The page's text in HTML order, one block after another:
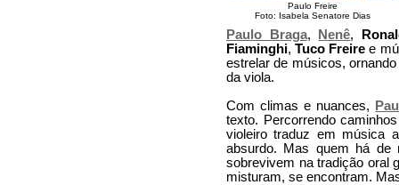
Paulo Freire
Foto: Isabela Senatore Dias
Paulo Braga, Nenê,
Fiaminghi,Tuco Freire e
estrelar de músicos,
da viola.
Com climas e nuances,
texto. Percorrendo
violeiro traduz em música
absurdo. Mas quem há de
sobrevivem na tradição oral
misturam, se encontram.